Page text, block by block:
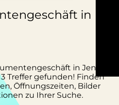
in
in Jena"?
Treffer gefunden! Finden
Öffnungszeiten, Bilder
zu Ihrer Suche.